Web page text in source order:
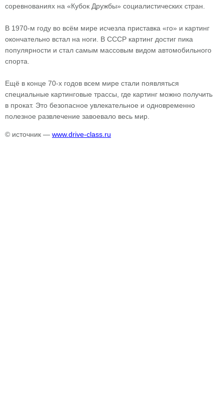
соревнованиях на «Кубок Дружбы» социалистических стран.
В 1970-м году во всём мире исчезла приставка «го» и картинг
окончательно встал на ноги. В СССР картинг достиг пика
популярности и стал самым массовым видом автомобильного
спорта.
Ещё в конце 70-х годов всем мире стали появляться
специальные картинговые трассы, где картинг можно получить
в прокат. Это безопасное увлекательное и одновременно
полезное развлечение завоевало весь мир.
© источник — www.drive-class.ru